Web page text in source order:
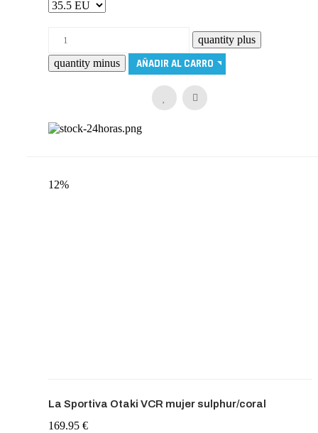
12%
La Sportiva Otaki VCR mujer sulphur/coral
169.95 €